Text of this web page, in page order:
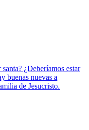
¿Deberíamos estar
buenas nuevas a
de Jesucristo.